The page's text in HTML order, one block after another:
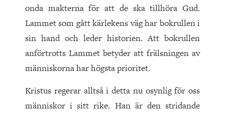
onda makterna för att de ska tillhöra Gud.
Lammet som gått kärlekens väg har bokrullen i
sin hand och leder historien. Att bokrullen
anförtrotts Lammet betyder att frälsningen av
männi­skorna har högsta prioritet.
Kristus regerar alltså i detta nu osynlig för oss
människor i sitt rike. Han är den stridande